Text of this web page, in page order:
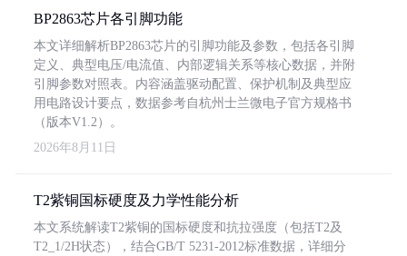
BP2863芯片各引脚功能
本文详细解析BP2863芯片的引脚功能及参数，包括各引脚
定义、典型电压/电流值、内部逻辑关系等核心数据，并附
引脚参数对照表。内容涵盖驱动配置、保护机制及典型应
用电路设计要点，数据参考自杭州士兰微电子官方规格书
（版本V1.2）。
2026年8月11日
T2紫铜国标硬度及力学性能分析
本文系统解读T2紫铜的国标硬度和抗拉强度（包括T2及
T2_1/2H状态），结合GB/T 5231-2012标准数据，详细分